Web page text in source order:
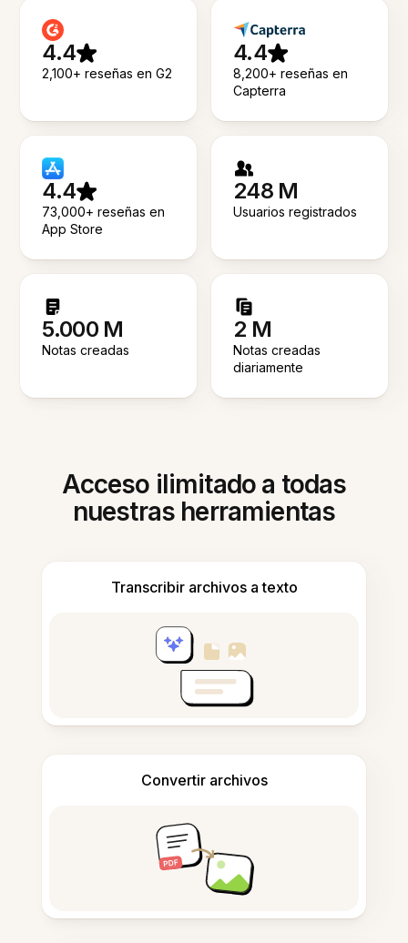
4.4
2,100+ reseñas en G2
4.4
8,200+ reseñas en
Capterra
4.4
73,000+ reseñas en
App Store
248 M
Usuarios registrados
5.000 M
Notas creadas
2 M
Notas creadas
diariamente
Acceso ilimitado a todas
nuestras herramientas
Transcribir archivos a texto
Convertir archivos